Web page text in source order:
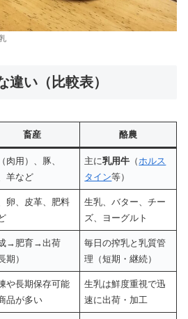
違い（比較表）
畜産 酪農
肉用）、豚、
羊など
主に乳用牛 （ホルス
タイン等）
卵、皮革、肥料
生乳、バター、チー
ズ、ヨーグルト
→肥育→出荷
期）
毎日の搾乳と乳質管
理（短期・継続）
や長期保存可能
品が多い
生乳は鮮度重視で迅
速に出荷・加工